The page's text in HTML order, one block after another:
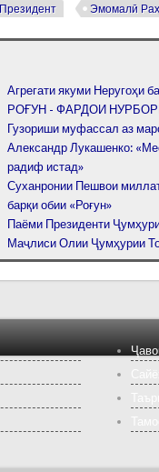
Президент
Эмомалӣ
Агрегати якуми Неругоҳи
РОҒУН - ФАРДОИ
Гузориши муфассал аз
Александр Лукашенко:
радиф истад»
Суханронии Пешвои
барқи обии «Роғун»
Паёми Президенти
Маҷлиси Олии Ҷумҳурии